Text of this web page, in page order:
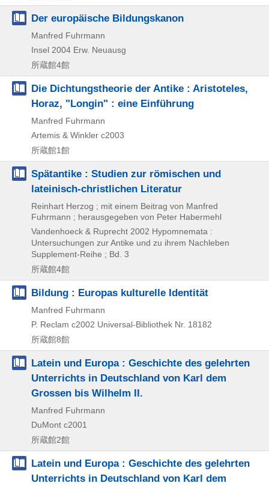
Der europäische Bildungskanon
Manfred Fuhrmann
Insel 2004 Erw. Neuausg
所蔵館4館
Die Dichtungstheorie der Antike : Aristoteles,
Horaz, "Longin" : eine Einführung
Manfred Fuhrmann
Artemis & Winkler c2003
所蔵館1館
Spätantike : Studien zur römischen und
lateinisch-christlichen Literatur
Reinhart Herzog ; mit einem Beitrag von Manfred
Fuhrmann ; herausgegeben von Peter Habermehl
Vandenhoeck & Ruprecht 2002 Hypomnemata :
Untersuchungen zur Antike und zu ihrem Nachleben
Supplement-Reihe ; Bd. 3
所蔵館4館
Bildung : Europas kulturelle Identität
Manfred Fuhrmann
P. Reclam c2002 Universal-Bibliothek Nr. 18182
所蔵館8館
Latein und Europa : Geschichte des gelehrten
Unterrichts in Deutschland von Karl dem
Grossen bis Wilhelm II.
Manfred Fuhrmann
DuMont c2001
所蔵館2館
Latein und Europa : Geschichte des gelehrten
Unterrichts in Deutschland von Karl dem